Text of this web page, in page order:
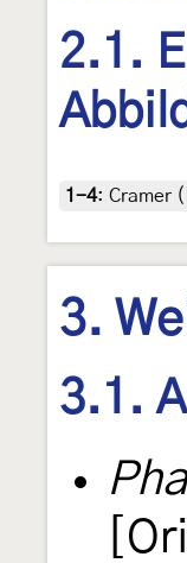
2.1.
1-4: Cramer
3.
3.1.